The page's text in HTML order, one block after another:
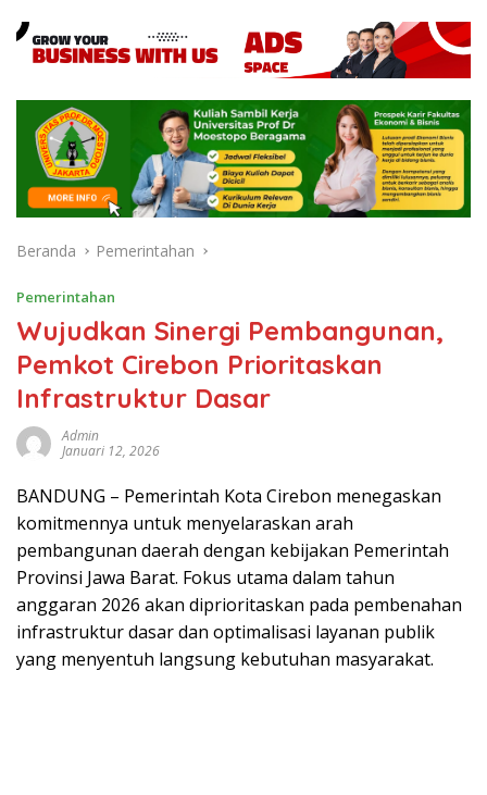
Beranda Pemerintahan
Pemerintahan
Wujudkan Sinergi Pembangunan,
Pemkot Cirebon Prioritaskan
Infrastruktur Dasar
Admin
Januari 12, 2026
BANDUNG – Pemerintah Kota Cirebon menegaskan
komitmennya untuk menyelaraskan arah
pembangunan daerah dengan kebijakan Pemerintah
Provinsi Jawa Barat. Fokus utama dalam tahun
anggaran 2026 akan diprioritaskan pada pembenahan
infrastruktur dasar dan optimalisasi layanan publik
yang menyentuh langsung kebutuhan masyarakat.